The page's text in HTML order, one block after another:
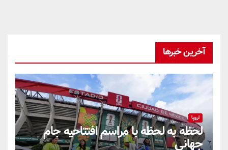
آخرین خبرها
اروپا
لحظه به لحظه با مراسم افتتاحیه جام
جهانی